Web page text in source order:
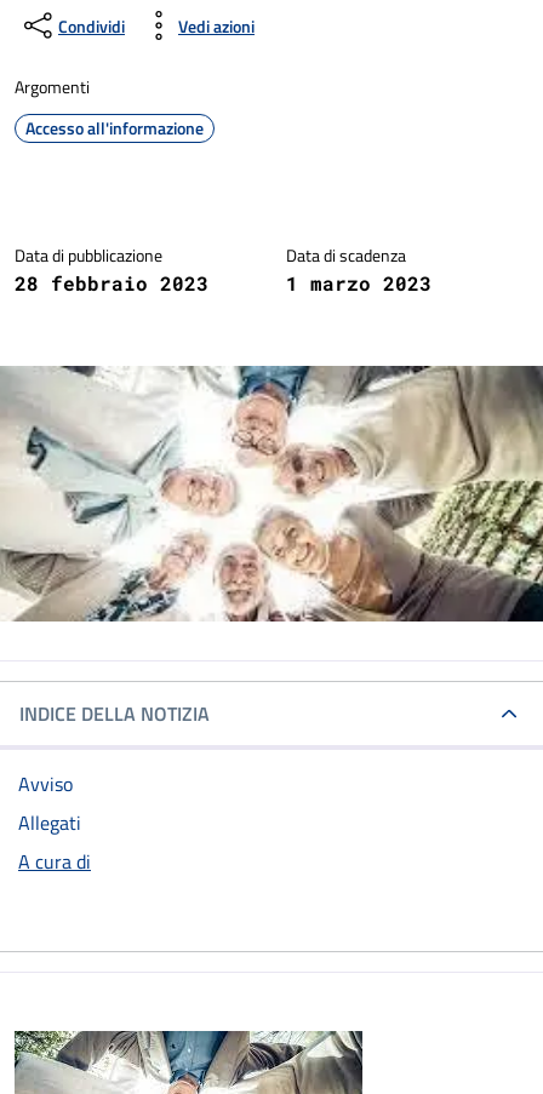
Condividi Vedi azioni
Argomenti
Accesso all'informazione
Data di pubblicazione
28 febbraio 2023
Data di scadenza
1 marzo 2023
INDICE DELLA NOTIZIA
Avviso
Allegati
A cura di